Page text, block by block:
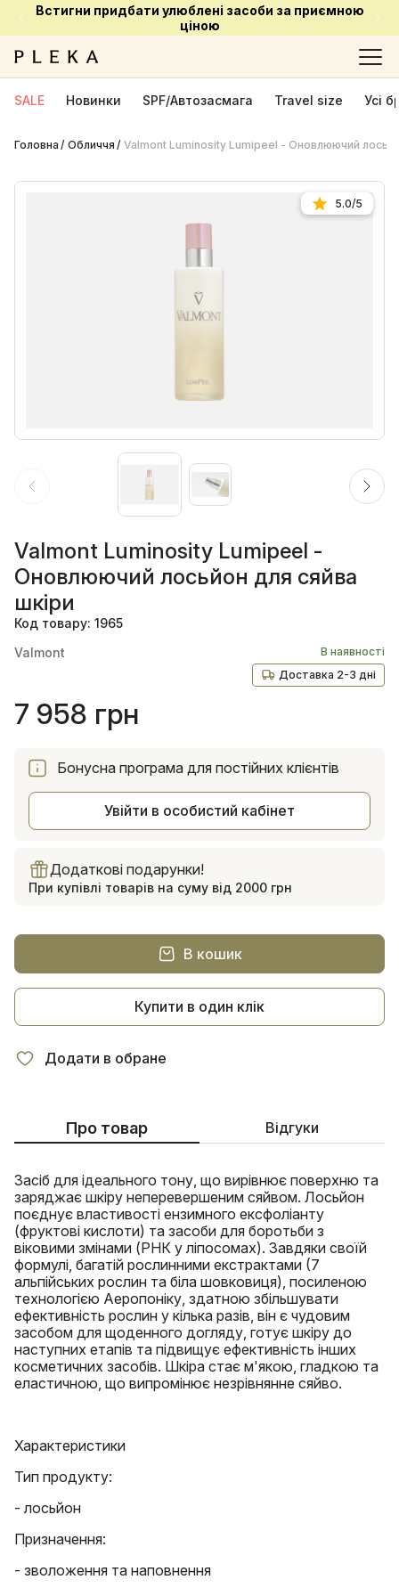
Встигни придбати улюблені засоби за приємною
ціною
SALE Новинки SPF/Автозасмага Travel size Усі
Головна Обличчя Valmont Luminosity Lumipeel - Оновлюючий
5.0/5
Valmont Luminosity Lumipeel -
Оновлюючий лосьйон для сяйва
шкіри
Код товару: 1965
Valmont
В наявності
Доставка 2-3 дні
7 958 грн
Бонусна програма для постійних клієнтів
Увійти в особистий кабінет
Додаткові подарунки!
При купівлі товарів на суму від 2000 грн
В кошик
Купити в один клік
Додати в обране
Про товар Відгуки
Засіб для ідеального тону, що вирівнює поверхню та
заряджає шкіру неперевершеним сяйвом. Лосьйон
поєднує властивості ензимного ексфоліанту
(фруктові кислоти) та засоби для боротьби з
віковими змінами (РНК у ліпосомах). Завдяки своїй
формулі, багатій рослинними екстрактами (7
альпійських рослин та біла шовковиця), посиленою
технологією Аеропоніку, здатною збільшувати
ефективність рослин у кілька разів, він є чудовим
засобом для щоденного догляду, готує шкіру до
наступних етапів та підвищує ефективність інших
косметичних засобів. Шкіра стає м'якою, гладкою та
еластичною, що випромінює незрівнянне сяйво.
Характеристики
Тип продукту:
- лосьйон
Призначення:
- зволоження та наповнення